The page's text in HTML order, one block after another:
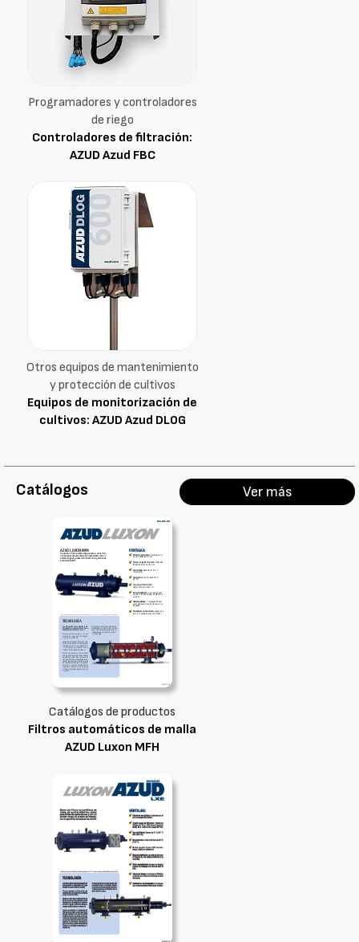
Programadores y controladores
de riego
Controladores de filtración:
AZUD Azud FBC
Otros equipos de mantenimiento
y protección de cultivos
Equipos de monitorización de
cultivos: AZUD Azud DLOG
Catálogos Ver más
Catálogos de productos
Filtros automáticos de malla
AZUD Luxon MFH